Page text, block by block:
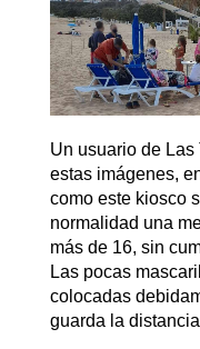
Un usuario de
estas imágenes,
como este kiosco
normalidad una
más de 16, sin
Las pocas
colocadas
guarda la